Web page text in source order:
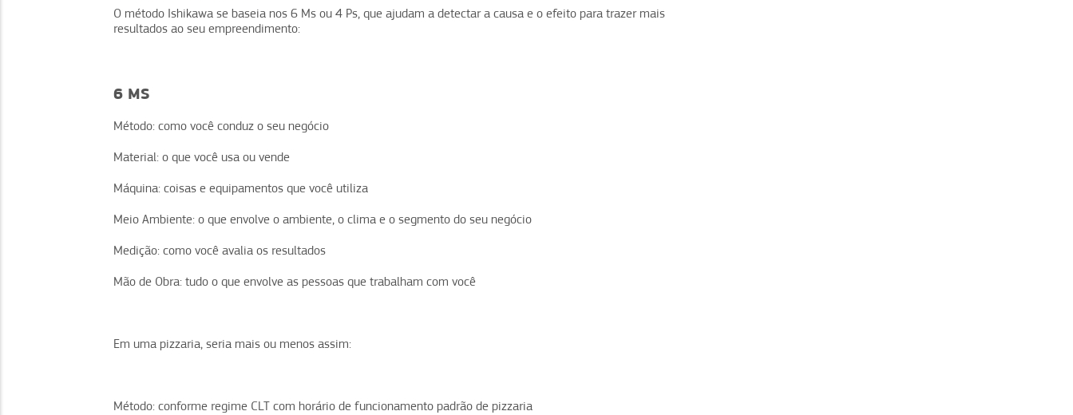
O método Ishikawa se baseia nos 6 Ms ou 4 Ps, que ajudam a detectar a causa e o efeito para trazer mais
resultados ao seu empreendimento:
6 MS
Método: como você conduz o seu negócio
Material: o que você usa ou vende
Máquina: coisas e equipamentos que você utiliza
Meio Ambiente: o que envolve o ambiente, o clima e o segmento do seu negócio
Medição: como você avalia os resultados
Mão de Obra: tudo o que envolve as pessoas que trabalham com você
Em uma pizzaria, seria mais ou menos assim:
Método: conforme regime CLT com horário de funcionamento padrão de pizzaria